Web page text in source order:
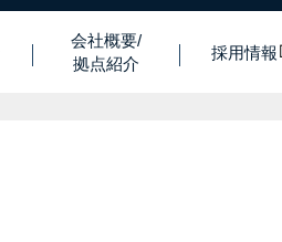
会社概要/
拠点紹介
採用情報